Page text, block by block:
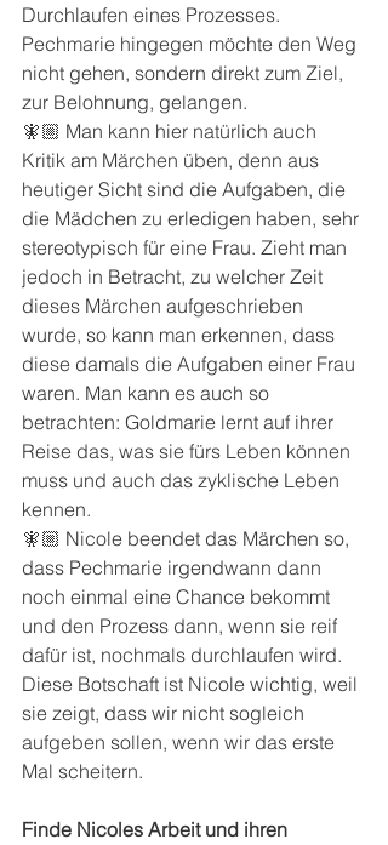
Durchlaufen eines Prozesses.
Pechmarie hingegen möchte den Weg
nicht gehen, sondern direkt zum Ziel,
zur Belohnung, gelangen.
🧚🏼 Man kann hier natürlich auch
Kritik am Märchen üben, denn aus
heutiger Sicht sind die Aufgaben, die
die Mädchen zu erledigen haben, sehr
stereotypisch für eine Frau. Zieht man
jedoch in Betracht, zu welcher Zeit
dieses Märchen aufgeschrieben
wurde, so kann man erkennen, dass
diese damals die Aufgaben einer Frau
waren. Man kann es auch so
betrachten: Goldmarie lernt auf ihrer
Reise das, was sie fürs Leben können
muss und auch das zyklische Leben
kennen.
🧚🏼 Nicole beendet das Märchen so,
dass Pechmarie irgendwann dann
noch einmal eine Chance bekommt
und den Prozess dann, wenn sie reif
dafür ist, nochmals durchlaufen wird.
Diese Botschaft ist Nicole wichtig, weil
sie zeigt, dass wir nicht sogleich
aufgeben sollen, wenn wir das erste
Mal scheitern.
Finde Nicoles Arbeit und ihren